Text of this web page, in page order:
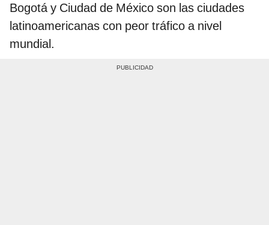
Bogotá y Ciudad de México son las ciudades
latinoamericanas con peor tráfico a nivel
mundial.